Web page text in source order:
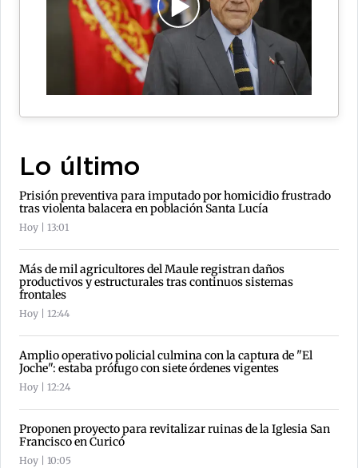
Lo último
Prisión preventiva para imputado por homicidio frustrado
tras violenta balacera en población Santa Lucía
Hoy | 13:01
Más de mil agricultores del Maule registran daños
productivos y estructurales tras continuos sistemas
frontales
Hoy | 12:44
Amplio operativo policial culmina con la captura de "El
Joche": estaba prófugo con siete órdenes vigentes
Hoy | 12:24
Proponen proyecto para revitalizar ruinas de la Iglesia San
Francisco en Curicó
Hoy | 10:05